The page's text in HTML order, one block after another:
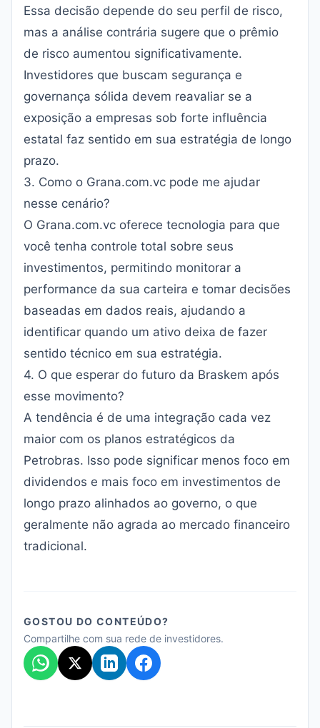
Essa decisão depende do seu perfil de risco,
mas a análise contrária sugere que o prêmio
de risco aumentou significativamente.
Investidores que buscam segurança e
governança sólida devem reavaliar se a
exposição a empresas sob forte influência
estatal faz sentido em sua estratégia de longo
prazo.
3. Como o Grana.com.vc pode me ajudar
nesse cenário?
O Grana.com.vc oferece tecnologia para que
você tenha controle total sobre seus
investimentos, permitindo monitorar a
performance da sua carteira e tomar decisões
baseadas em dados reais, ajudando a
identificar quando um ativo deixa de fazer
sentido técnico em sua estratégia.
4. O que esperar do futuro da Braskem após
esse movimento?
A tendência é de uma integração cada vez
maior com os planos estratégicos da
Petrobras. Isso pode significar menos foco em
dividendos e mais foco em investimentos de
longo prazo alinhados ao governo, o que
geralmente não agrada ao mercado financeiro
tradicional.
GOSTOU DO CONTEÚDO?
Compartilhe com sua rede de investidores.